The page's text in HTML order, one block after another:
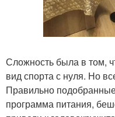
Сложность была в том,
вид спорта с нуля. Но
Правильно
программа питания,